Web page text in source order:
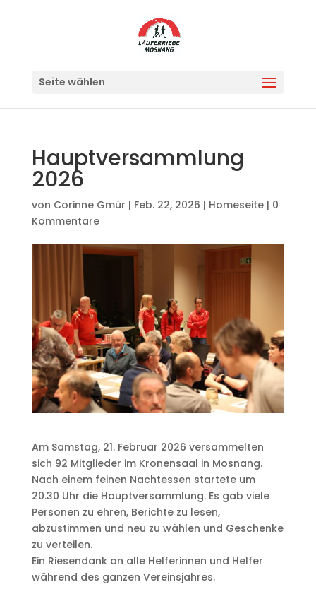
Seite wählen
Hauptversammlung
2026
von Corinne Gmür | Feb. 22, 2026 | Homeseite| 0
Kommentare
Am Samstag, 21. Februar 2026 versammelten
sich 92 Mitglieder im Kronensaal in Mosnang.
Nach einem feinen Nachtessen startete um
20.30 Uhr die Hauptversammlung. Es gab viele
Personen zu ehren, Berichte zu lesen,
abzustimmen und neu zu wählen und Geschenke
zu verteilen.
Ein Riesendank an alle Helferinnen und Helfer
während des ganzen Vereinsjahres.